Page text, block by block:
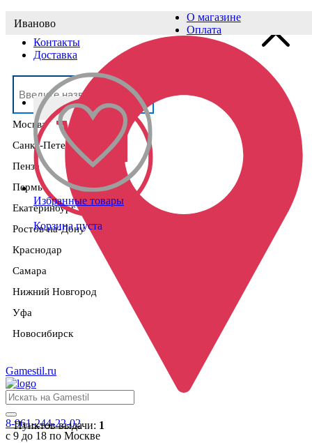
Выберите населённый пункт
Москва
Санкт-Петербург
Пенза
Пермь
Екатеринбург
Ростов-на-Дону
Краснодар
Самара
Нижний Новгород
Уфа
Новосибирск
Иваново
Пунктов выдачи: 1
О магазине
Оплата
Контакты
Доставка
Избранные товары
Корзина пуста
Gamestil.ru
8-961-244-22-02
с 9 до 18 по Москве